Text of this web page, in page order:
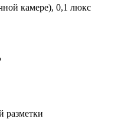
камере), 0,1 люкс
разметки